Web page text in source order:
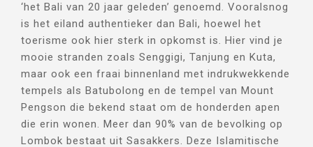
‘het Bali van 20 jaar geleden’ genoemd. Vooralsnog
is het eiland authentieker dan Bali, hoewel het
toerisme ook hier sterk in opkomst is. Hier vind je
mooie stranden zoals Senggigi, Tanjung en Kuta,
maar ook een fraai binnenland met indrukwekkende
tempels als Batubolong en de tempel van Mount
Pengson die bekend staat om de honderden apen
die erin wonen. Meer dan 90% van de bevolking op
Lombok bestaat uit Sasakkers. Deze Islamitische